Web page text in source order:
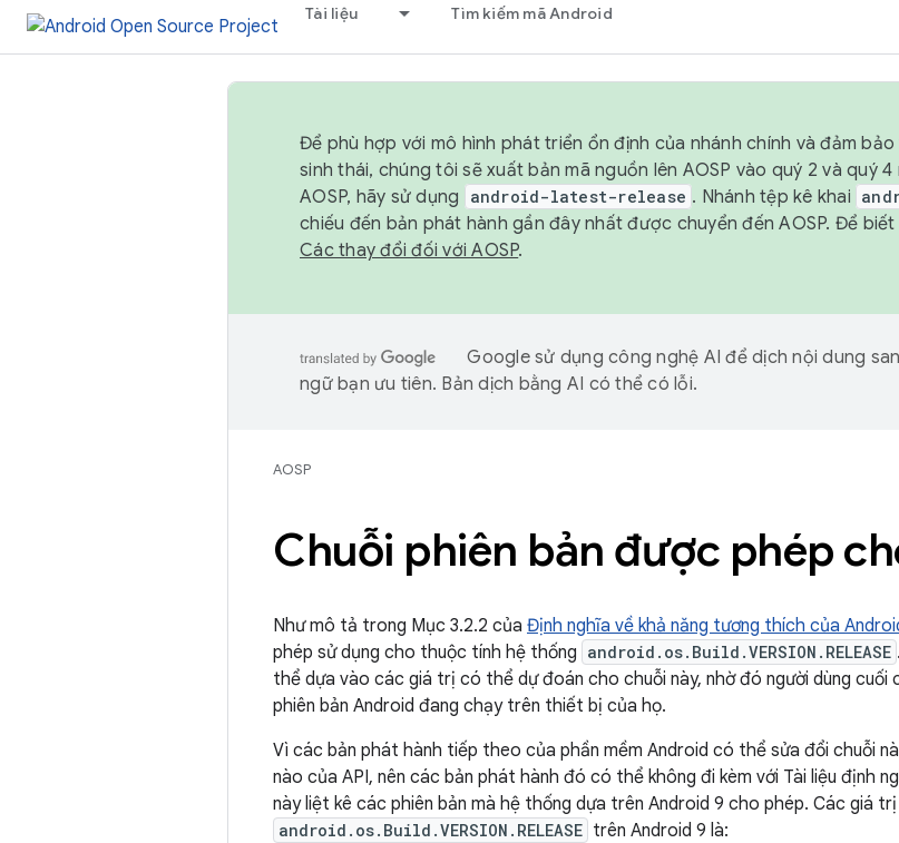
Tài liệu Tìm kiếm mã Android
Để phù hợp với mô hình phát triển ổn định của nhánh chính và đảm
sinh thái, chúng tôi sẽ xuất bản mã nguồn lên AOSP vào quý 2 và quý
AOSP, hãy sử dụng
android-latest-release . Nhánh tệp kê khai
chiếu đến bản phát hành gần đây nhất được chuyển đến AOSP. Để
Các thay đổi đối với AOSP.
Google sử dụng công nghệ AI để dịch nội dung
ngữ bạn ưu tiên. Bản dịch bằng AI có thể có lỗi.
AOSP
Chuỗi phiên bản được phép
Như mô tả trong Mục 3.2.2 của Định nghĩa về khả năng tương thích của
phép sử dụng cho thuộc tính hệ thống android.os.Build.VERSION.RELEASE
thể dựa vào các giá trị có thể dự đoán cho chuỗi này, nhờ đó người dùng
phiên bản Android đang chạy trên thiết bị của họ.
Vì các bản phát hành tiếp theo của phần mềm Android có thể sửa đổi chuỗi
nào của API, nên các bản phát hành đó có thể không đi kèm với Tài liệu định
này liệt kê các phiên bản mà hệ thống dựa trên Android 9 cho phép. Các giá
android.os.Build.VERSION.RELEASE trên Android 9 là: